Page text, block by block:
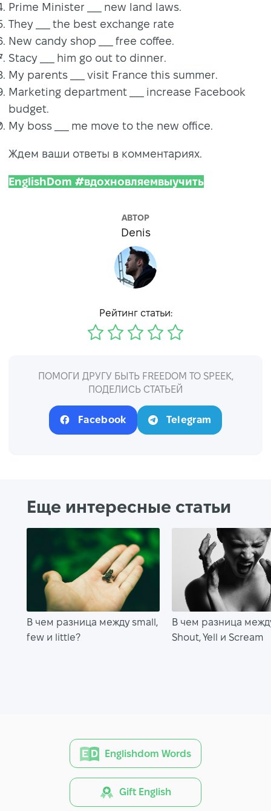
Prime Minister ___ new land laws.
They ___ the best exchange rate
New candy shop ___ free coffee.
Stacy ___ him go out to dinner.
My parents ___ visit France this summer.
Marketing department ___ increase Facebook
budget.
My boss ___ me move to the new office.
Ждем ваши ответы в комментариях.
EnglishDom #вдохновляемвыучить
АВТОР
Denis
Рейтинг статьи:
ПОМОГИ ДРУГУ БЫТЬ FREEDOM TO SPEEK,
ПОДЕЛИСЬ СТАТЬЕЙ
Facebook Telegram
Еще интересные статьи
В чем разница между small,
few и little?
В чем разница
Shout, Yell и Scream
Englishdom Words
Gift English